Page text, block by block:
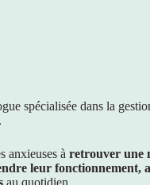
spécialisée dans la
anxieuses àretrouver une
leur fonctionnement,
au quotidien.